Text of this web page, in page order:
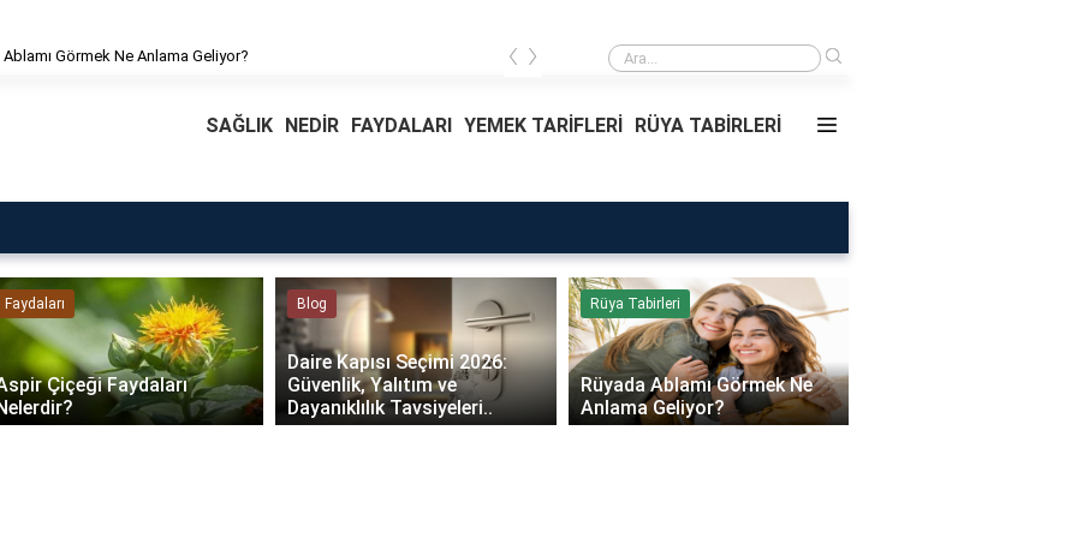
Görmek Ne Anlama Geliyor? Rüyada Ablamı Görmek Ne Anlama Geliyor?
‹ ›
SAĞLIK NEDİR FAYDALARI YEMEK TARİFLERİ RÜYA TABİRLERİ
Faydaları
Çiçeği Faydaları
Blog
Daire Kapısı Seçimi 2026:
Güvenlik, Yalıtım ve
Dayanıklılık Tavsiyeleri..
Rüya Tabirleri
Rüyada Ablamı Görmek Ne
Anlama Geliyor?